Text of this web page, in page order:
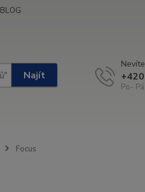
BLOG
Najít
Po-
Focus